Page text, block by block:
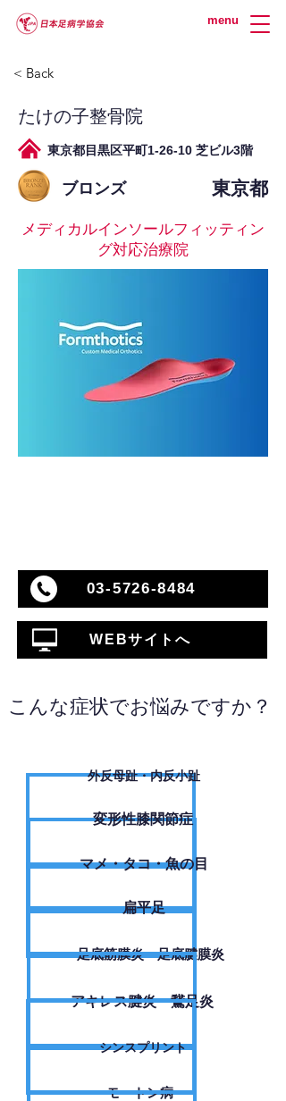
menu
< Back
たけの子整骨院
東京都目黒区平町1-26-10 芝ビル3階
ブロンズ 東京都
メディカルインソールフィッティン
グ対応治療院
03-5726-8484
WEBサイトへ
こんな症状でお悩みですか？
外反母趾・内反小趾
変形性膝関節症
​マメ・タコ・魚の目
扁平足
足底筋膜炎・足底腱膜炎
アキレス腱炎・鵞足炎
シンスプリント
モートン病